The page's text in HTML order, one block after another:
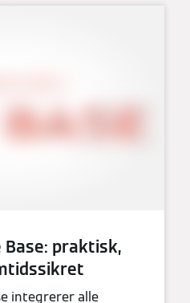
Base: praktisk,
integrerer alle